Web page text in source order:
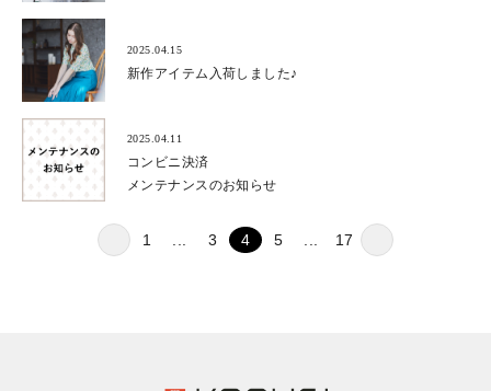
2025.04.15
新作アイテム入荷しました♪
2025.04.11
コンビニ決済
メンテナンスのお知らせ
1 3 4 5 17